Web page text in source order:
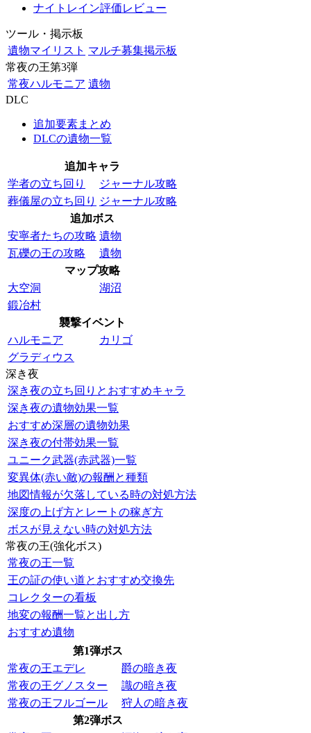
ナイトレイン評価レビュー
ツール・掲示板
遺物マイリスト マルチ募集掲示板
常夜の王第3弾
常夜ハルモニア 遺物
DLC
追加要素まとめ
DLCの遺物一覧
追加キャラ
学者の立ち回り
ジャーナル攻略
葬儀屋の立ち回り ジャーナル攻略
追加ボス
安寧者たちの攻略 遺物
瓦礫の王の攻略
遺物
マップ攻略
大空洞
湖沼
鍛冶村
襲撃イベント
ハルモニア
カリゴ
グラディウス
深き夜
深き夜の立ち回りとおすすめキャラ
深き夜の遺物効果一覧
おすすめ深層の遺物効果
深き夜の付帯効果一覧
ユニーク武器(赤武器)一覧
変異体(赤い敵)の報酬と種類
地図情報が欠落している時の対処方法
深度の上げ方とレートの稼ぎ方
ボスが見えない時の対処方法
常夜の王(強化ボス)
常夜の王一覧
王の証の使い道とおすすめ交換先
コレクターの看板
地変の報酬一覧と出し方
おすすめ遺物
第1弾ボス
常夜の王エデレ
爵の暗き夜
常夜の王グノスター
識の暗き夜
常夜の王フルゴール
狩人の暗き夜
第2弾ボス